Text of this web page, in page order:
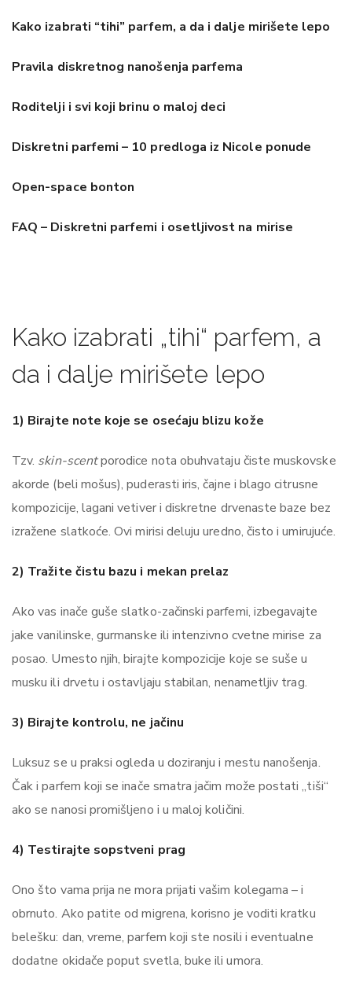
Kako izabrati “tihi” parfem, a da i dalje mirišete lepo
Pravila diskretnog nanošenja parfema
Roditelji i svi koji brinu o maloj deci
Diskretni parfemi – 10 predloga iz Nicole ponude
Open-space bonton
FAQ – Diskretni parfemi i osetljivost na mirise
Kako izabrati „tihi“ parfem, a
da i dalje mirišete lepo
1) Birajte note koje se osećaju blizu kože
Tzv. skin-scentporodice nota obuhvataju čiste muskovske
akorde (beli mošus), puderasti iris, čajne i blago citrusne
kompozicije, lagani vetiver i diskretne drvenaste baze bez
izražene slatkoće. Ovi mirisi deluju uredno, čisto i umirujuće.
2) Tražite čistu bazu i mekan prelaz
Ako vas inače guše slatko-začinski parfemi, izbegavajte
jake vanilinske, gurmanske ili intenzivno cvetne mirise za
posao. Umesto njih, birajte kompozicije koje se suše u
musku ili drvetu i ostavljaju stabilan, nenametljiv trag.
3) Birajte kontrolu, ne jačinu
Luksuz se u praksi ogleda u doziranju i mestu nanošenja.
Čak i parfem koji se inače smatra jačim može postati „tiši“
ako se nanosi promišljeno i u maloj količini.
4) Testirajte sopstveni prag
Ono što vama prija ne mora prijati vašim kolegama – i
obrnuto. Ako patite od migrena, korisno je voditi kratku
belešku: dan, vreme, parfem koji ste nosili i eventualne
dodatne okidače poput svetla, buke ili umora.